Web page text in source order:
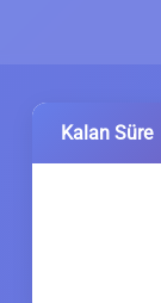
Kalan Süre